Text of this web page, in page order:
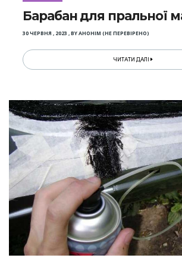
Барабан для пральної
30 ЧЕРВНЯ , 2023 ,BYАНОНІМ (НЕ ПЕРЕВІРЕНО)
ЧИТАТИ ДАЛІ